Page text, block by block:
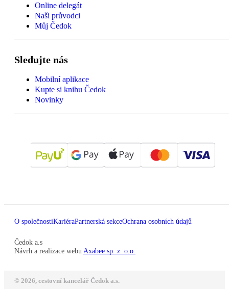
Online delegát
Naši průvodci
Můj Čedok
Sledujte nás
Mobilní aplikace
Kupte si knihu Čedok
Novinky
O společnostiKariéraPartnerská sekceOchrana osobních údajů
Čedok a.s
Návrh a realizace webu Axabee sp. z. o.o.
© 2026, cestovní kancelář Čedok a.s.